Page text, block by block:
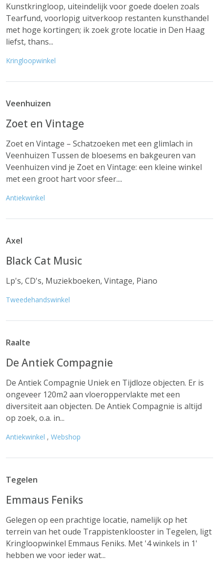
Kunstkringloop, uiteindelijk voor goede doelen zoals
Tearfund, voorlopig uitverkoop restanten kunsthandel
met hoge kortingen; ik zoek grote locatie in Den Haag
liefst, thans...
Kringloopwinkel
Veenhuizen
Zoet en Vintage
Zoet en Vintage – Schatzoeken met een glimlach in
Veenhuizen Tussen de bloesems en bakgeuren van
Veenhuizen vind je Zoet en Vintage: een kleine winkel
met een groot hart voor sfeer....
Antiekwinkel
Axel
Black Cat Music
Lp's, CD's, Muziekboeken, Vintage, Piano
Tweedehandswinkel
Raalte
De Antiek Compagnie
De Antiek Compagnie Uniek en Tijdloze objecten. Er is
ongeveer 120m2 aan vloeroppervlakte met een
diversiteit aan objecten. De Antiek Compagnie is altijd
op zoek, o.a. in...
Antiekwinkel , Webshop
Tegelen
Emmaus Feniks
Gelegen op een prachtige locatie, namelijk op het
terrein van het oude Trappistenklooster in Tegelen, ligt
Kringloopwinkel Emmaus Feniks. Met '4 winkels in 1'
hebben we voor ieder wat...